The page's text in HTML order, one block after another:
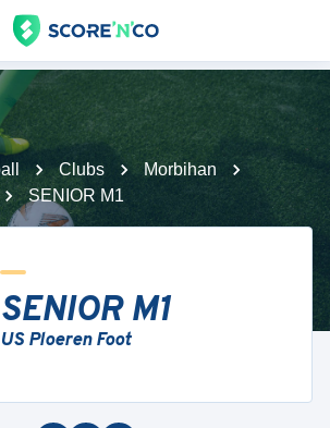
Clubs
Morbihan
SENIOR M1
SENIOR M1
US Ploeren Foot